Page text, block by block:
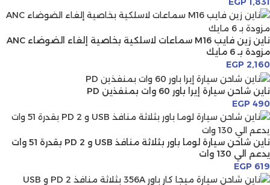
ناين زين فايب M16 سماعات لاسلكية بخاصية إلغاء الضوضاء ANC
مزودة بـ 6 مايك
EGP 2,160
ناين شاحن سيارة إيرا باور 60 وات بمنفذين PD
EGP 490
ناين شاحن سيارة لوما باور بثلاثة منافذ USB و 2 PD بقدرة 51 وات
يدعم الي 130 وات
EGP 619